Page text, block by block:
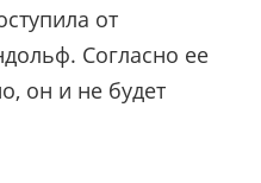
от
Согласно ее
он и не будет